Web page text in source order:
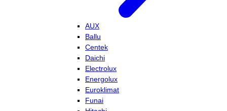
AUX
Ballu
Centek
Daichi
Electrolux
Energolux
Euroklimat
Funai